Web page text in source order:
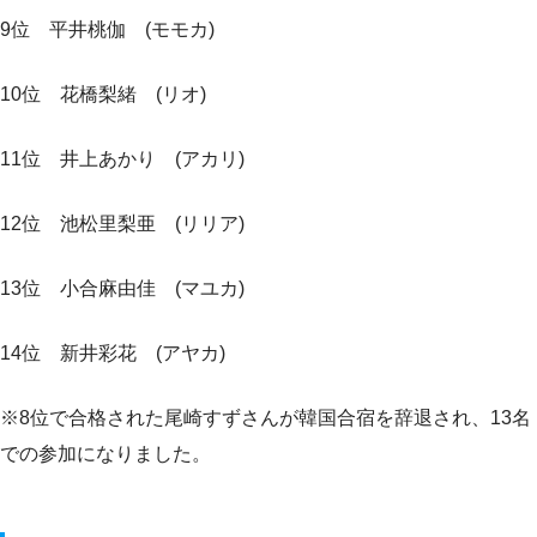
9位 平井桃伽 (モモカ)
10位 花橋梨緒 (リオ)
11位 井上あかり (アカリ)
12位 池松里梨亜 (リリア)
13位 小合麻由佳 (マユカ)
14位 新井彩花 (アヤカ)
※8位で合格された尾崎すずさんが韓国合宿を辞退され、13名
での参加になりました。